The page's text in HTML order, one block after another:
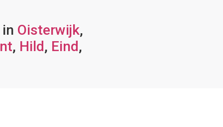
Oisterwijk,
, Hild, Eind,